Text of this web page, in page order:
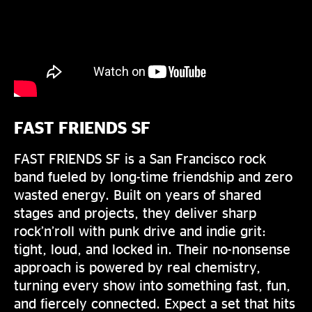
FAST FRIENDS SF
FAST FRIENDS SF is a San Francisco rock
band fueled by long-time friendship and zero
wasted energy. Built on years of shared
stages and projects, they deliver sharp
rock’n’roll with punk drive and indie grit:
tight, loud, and locked in. Their no-nonsense
approach is powered by real chemistry,
turning every show into something fast, fun,
and fiercely connected. Expect a set that hits